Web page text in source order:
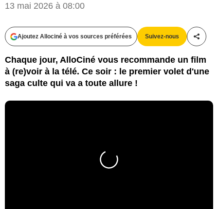
13 mai 2026 à 08:00
Ajoutez Allociné à vos sources préférées Suivez-nous
Chaque jour, AlloCiné vous recommande un film
à (re)voir à la télé. Ce soir : le premier volet d'une
saga culte qui va a toute allure !